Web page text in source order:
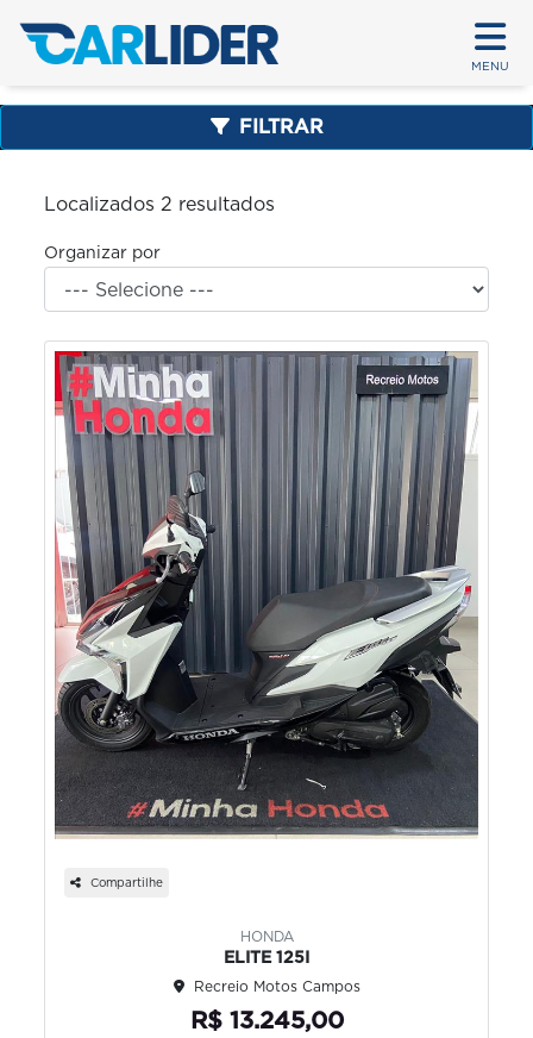
MENU
Localizados 2 resultados
FILTRAR
Organizar por
Compartilhe
HONDA
ELITE 125I
Recreio Motos Campos
R$ 13.245,00